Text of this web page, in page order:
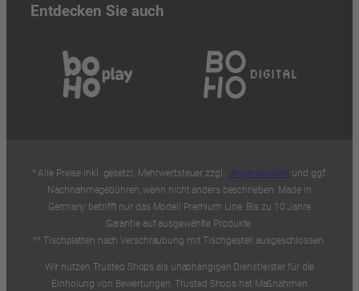
Entdecken Sie auch
* Alle Preise inkl. gesetzl. Mehrwertsteuer zzgl. Versandkosten und ggf.
Nachnahmegebühren, wenn nicht anders beschrieben. Made in
Germany betrifft nur das Modell Premium Line. Bis zu 10 Jahre
Garantie auf ausgewählte Produkte.
** Tischplatten nach Verschraubung mit Tischgestell ausgeschlossen.
Wir nutzen Trusted Shops als unabhängigen Dienstleister für die
Einholung von Bewertungen. Trusted Shops hat Maßnahmen